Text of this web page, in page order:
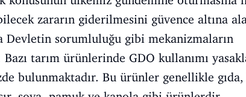
zararın giderilmesini güvence altına
Devletin sorumluluğu gibi mekanizmaların
Bazı tarım ürünlerinde GDO kullanımı
bulunmaktadır. Bu ürünler genellikle